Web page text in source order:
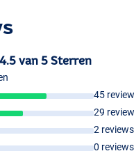
4.5 van 5 Sterren
45
29
2 reviews
0 reviews